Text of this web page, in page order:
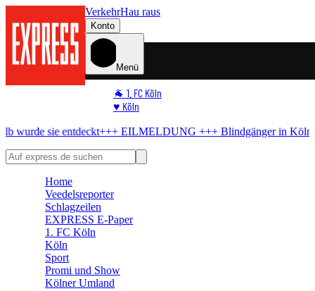
VerkehrHau raus
Konto
Menü
🐐 1. FC Köln
♥️ Köln
🏆 Sport
entdeckt+++ EILMELDUNG +++Blindgänger in KölnBombe im
Home
Veedelsreporter
Schlagzeilen
EXPRESS E-Paper
1. FC Köln
Köln
Sport
Promi und Show
Kölner Umland